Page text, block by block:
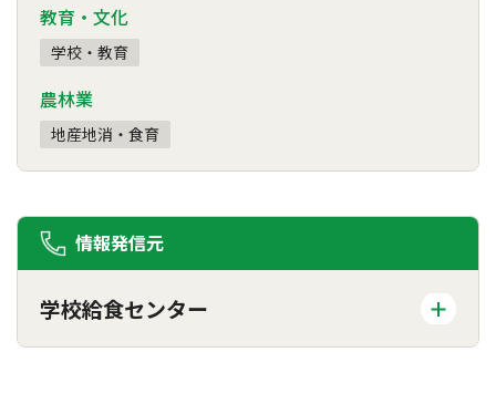
教育・文化
学校・教育
農林業
地産地消・食育
情報発信元
学校給食センター